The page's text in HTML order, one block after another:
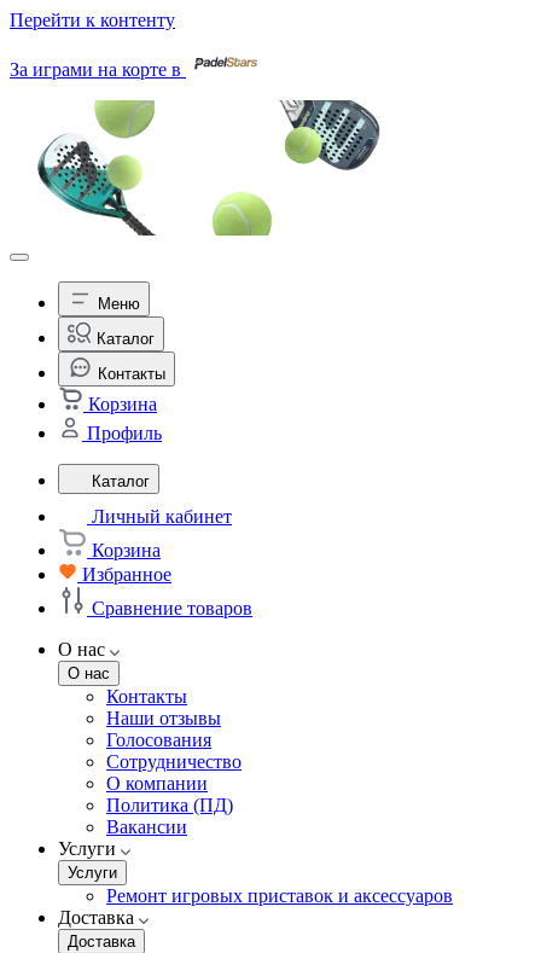
Перейти к контенту
За играми на корте в
Меню
Каталог
Контакты
Корзина
Профиль
Каталог
Личный кабинет
Корзина
Избранное
Сравнение товаров
О нас
О нас
Контакты
Наши отзывы
Голосования
Сотрудничество
О компании
Политика (ПД)
Вакансии
Услуги
Услуги
Ремонт игровых приставок и аксессуаров
Доставка
Доставка